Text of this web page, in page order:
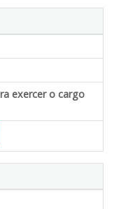
exercer o cargo